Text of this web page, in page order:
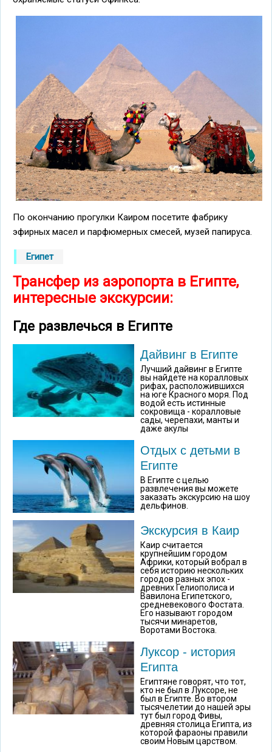
По окончанию прогулки Каиром посетите фабрику
эфирных масел и парфюмерных смесей, музей папируса.
Египет
Трансфер из аэропорта в Египте,
интересные экскурсии:
Где развлечься в Египте
Дайвинг в Египте
Лучший дайвинг в Египте
вы найдете на коралловых
рифах, расположившихся
на юге Красного моря. Под
водой есть истинные
сокровища - коралловые
сады, черепахи, манты и
даже акулы
Отдых с детьми в
Египте
В Египте с целью
развлечения вы можете
заказать экскурсию на шоу
дельфинов.
Экскурсия в Каир
Каир считается
крупнейшим городом
Африки, который вобрал в
себя историю нескольких
городов разных эпох -
древних Гелиополиса и
Вавилона Египетского,
средневекового Фостата.
Его называют городом
тысячи минаретов,
Воротами Востока.
Луксор - история
Египта
Египтяне говорят, что тот,
кто не был в Луксоре, не
был в Египте. Во втором
тысячелетии до нашей эры
тут был город Фивы,
древняя столица Египта, из
которой фараоны правили
своим Новым царством.